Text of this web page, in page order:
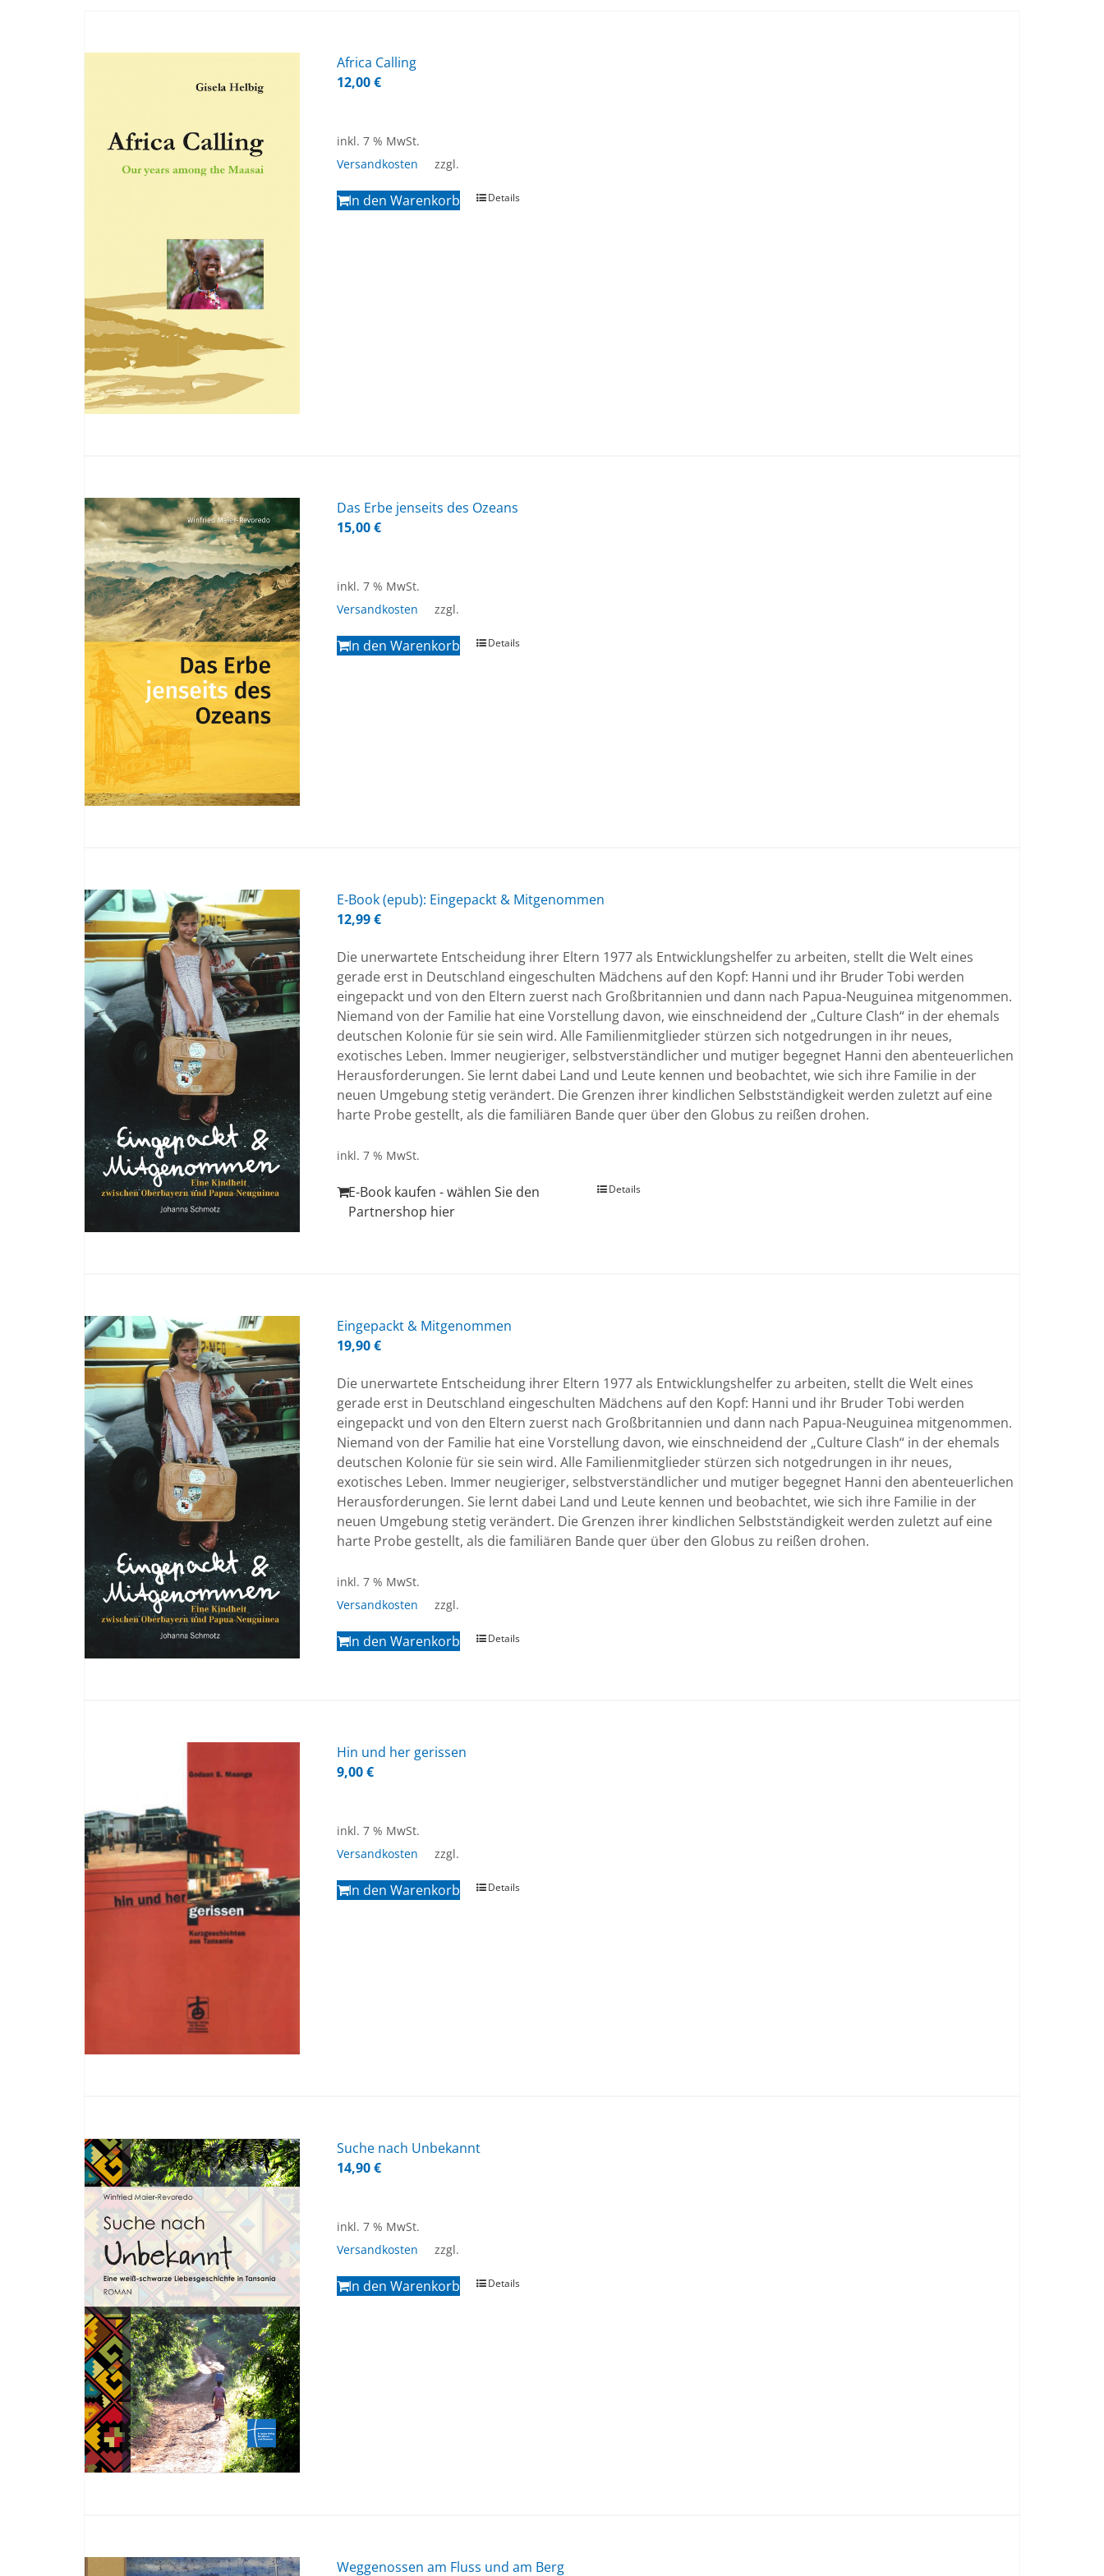
Af­ri­ca Cal­ling
12,00€
inkl. 7 % MwSt.
zzgl.
Versandkosten
In den Warenkorb Details
Das Erbe jen­seits des Oze­ans
15,00€
inkl. 7 % MwSt.
zzgl.
Versandkosten
In den Warenkorb Details
E‑Book (epub): Ein­ge­packt & Mit­ge­nom­men
12,99€
Die unerwartete Entscheidung ihrer Eltern 1977 als Entwicklungshelfer zu arbeiten, stellt die Welt eines
gerade erst in Deutschland eingeschulten Mädchens auf den Kopf: Hanni und ihr Bruder Tobi werden
eingepackt und von den Eltern zuerst nach Großbritannien und dann nach Papua-Neuguinea mitgenommen.
Niemand von der Familie hat eine Vorstellung davon, wie einschneidend der „Culture Clash“ in der ehemals
deutschen Kolonie für sie sein wird. Alle Familienmitglieder stürzen sich notgedrungen in ihr neues,
exotisches Leben. Immer neugieriger, selbstverständlicher und mutiger begegnet Hanni den abenteuerlichen
Herausforderungen. Sie lernt dabei Land und Leute kennen und beobachtet, wie sich ihre Familie in der
neuen Umgebung stetig verändert. Die Grenzen ihrer kindlichen Selbstständigkeit werden zuletzt auf eine
harte Probe gestellt, als die familiären Bande quer über den Globus zu reißen drohen.
inkl. 7 % MwSt.
E-Book kaufen - wählen Sie den
Partnershop hier
Details
Ein­ge­packt & Mit­ge­nom­men
19,90€
Die unerwartete Entscheidung ihrer Eltern 1977 als Entwicklungshelfer zu arbeiten, stellt die Welt eines
gerade erst in Deutschland eingeschulten Mädchens auf den Kopf: Hanni und ihr Bruder Tobi werden
eingepackt und von den Eltern zuerst nach Großbritannien und dann nach Papua-Neuguinea mitgenommen.
Niemand von der Familie hat eine Vorstellung davon, wie einschneidend der „Culture Clash“ in der ehemals
deutschen Kolonie für sie sein wird. Alle Familienmitglieder stürzen sich notgedrungen in ihr neues,
exotisches Leben. Immer neugieriger, selbstverständlicher und mutiger begegnet Hanni den abenteuerlichen
Herausforderungen. Sie lernt dabei Land und Leute kennen und beobachtet, wie sich ihre Familie in der
neuen Umgebung stetig verändert. Die Grenzen ihrer kindlichen Selbstständigkeit werden zuletzt auf eine
harte Probe gestellt, als die familiären Bande quer über den Globus zu reißen drohen.
inkl. 7 % MwSt.
zzgl.
Versandkosten
In den Warenkorb Details
Hin und her ge­ris­sen
9,00€
inkl. 7 % MwSt.
zzgl.
Versandkosten
In den Warenkorb Details
Su­che nach Un­be­kannt
14,90€
inkl. 7 % MwSt.
zzgl.
Versandkosten
In den Warenkorb Details
Weg­ge­nos­sen am Fluss und am Berg